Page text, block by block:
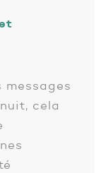
messages
cela